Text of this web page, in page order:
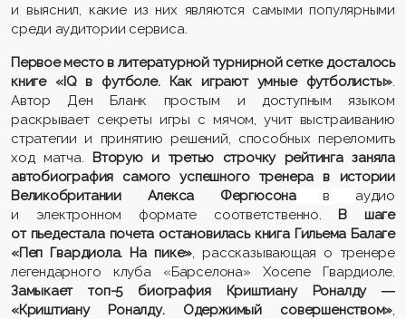
и выяснил, какие из них являются самыми популярными
среди аудитории сервиса.
Первое место в литературной турнирной сетке досталось
книге «IQ в футболе. Как играют умные футболисты».
Автор Ден Бланк простым и доступным языком
раскрывает секреты игры с мячом, учит выстраиванию
стратегии и принятию решений, способных переломить
ход матча. Вторую и третью строчку рейтинга заняла
автобиография самого успешного тренера в истории
Великобритании Алекса Фергюсонав аудио
и электронном формате соответственно. В шаге
от пьедестала почета остановилась книга Гильема Балаге
«Пеп Гвардиола. На пике», рассказывающая о тренере
легендарного клуба «Барселона» Хосепе Гвардиоле.
Замыкает топ-5 биография Криштиану Роналду ―
«Криштиану Роналду. Одержимый совершенством»,